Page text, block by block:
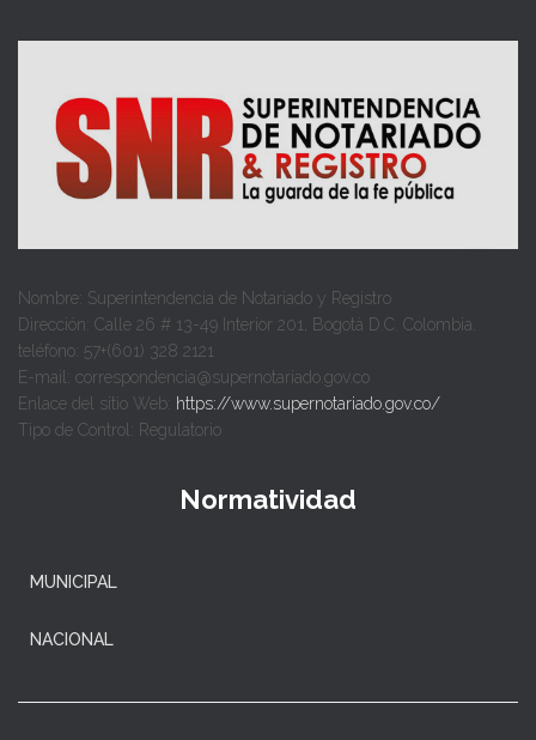
Nombre: Superintendencia de Notariado y Registro
Dirección: Calle 26 # 13-49 Interior 201, Bogotá D.C. Colombia.
teléfono: 57+(601) 328 2121
E-mail: correspondencia@supernotariado.gov.co
Enlace del sitio Web: https://www.supernotariado.gov.co/
Tipo de Control: Regulatorio
Normatividad
MUNICIPAL
NACIONAL